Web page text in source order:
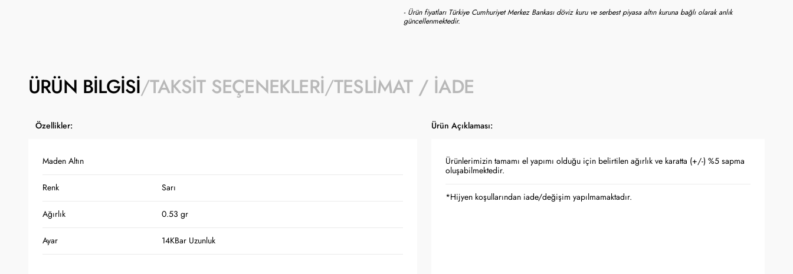
- Ürün fiyatları Türkiye Cumhuriyet Merkez Bankası döviz kuru ve serbest piyasa altın kuruna bağlı olarak anlık
güncellenmektedir.
ÜRÜN BILGISI TAKSIT SEÇENEKLERI TESLIMAT / İADE
Özellikler: Ürün Açıklaması:
Maden Altın
Renk Sarı
Ağırlık 0.53 gr
Ayar 14KBar Uzunluk
Ürünlerimizin tamamı el yapımı olduğu için belirtilen ağırlık ve karatta (+/-) %5 sapma
oluşabilmektedir.
*Hijyen koşullarından iade/değişim yapılmamaktadır.